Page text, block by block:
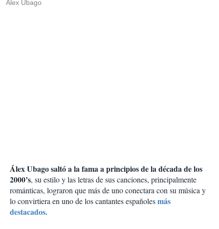
Alex Ubago
Álex Ubago saltó a la fama a principios de la década de los
2000’s, su estilo y las letras de sus canciones, principalmente
románticas, lograron que más de uno conectara con su música y
lo convirtiera en uno de los cantantes españolesmás
destacados.